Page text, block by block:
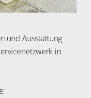
und Ausstattung
in